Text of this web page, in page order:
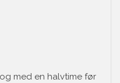
med en halvtime før